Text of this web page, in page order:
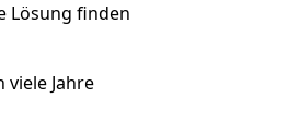
Lösung finden
Jahre